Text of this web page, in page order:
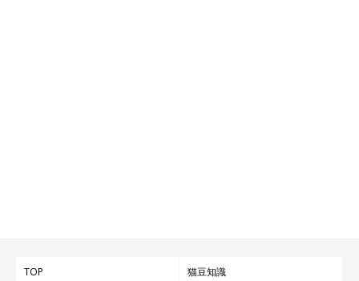
TOP 猫豆知識